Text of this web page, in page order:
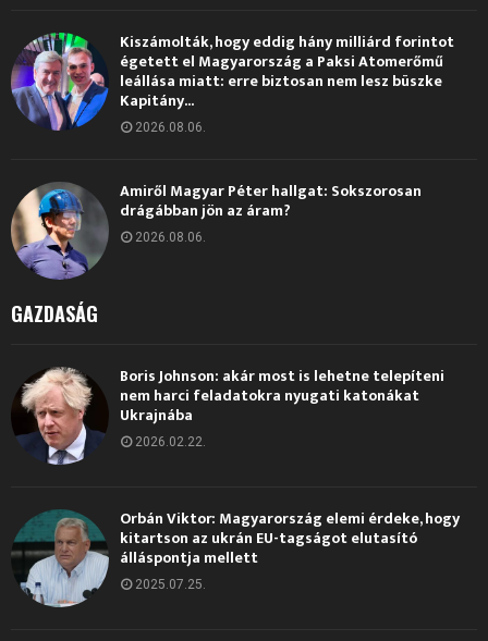
Kiszámolták, hogy eddig hány milliárd forintot
égetett el Magyarország a Paksi Atomerőmű
leállása miatt: erre biztosan nem lesz büszke
Kapitány...
2026.08.06.
Amiről Magyar Péter hallgat: Sokszorosan
drágábban jön az áram?
2026.08.06.
GAZDASÁG
Boris Johnson: akár most is lehetne telepíteni
nem harci feladatokra nyugati katonákat
Ukrajnába
2026.02.22.
Orbán Viktor: Magyarország elemi érdeke, hogy
kitartson az ukrán EU-tagságot elutasító
álláspontja mellett
2025.07.25.